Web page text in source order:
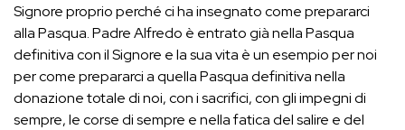
Signore proprio perché ci ha insegnato come prepararci
alla Pasqua. Padre Alfredo è entrato già nella Pasqua
definitiva con il Signore e la sua vita è un esempio per noi
per come prepararci a quella Pasqua definitiva nella
donazione totale di noi, con i sacrifici, con gli impegni di
sempre, le corse di sempre e nella fatica del salire e del